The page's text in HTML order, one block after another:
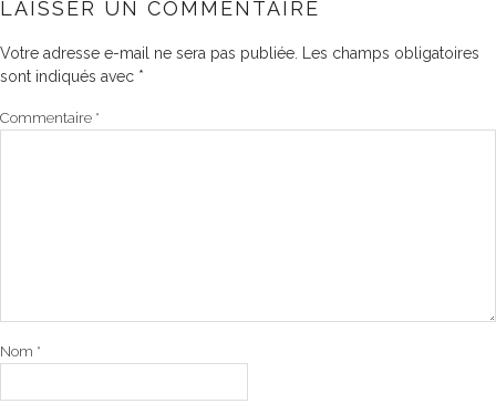
LAISSER UN COMMENTAIRE
Votre adresse e-mail ne sera pas publiée. Les champs obligatoires
sont indiqués avec *
Commentaire *
Nom *